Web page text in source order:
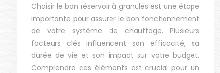
Choisir le bon réservoir à granulés est une étape
importante pour assurer le bon fonctionnement
de votre système de chauffage. Plusieurs
facteurs clés influencent son efficacité, sa
durée de vie et son impact sur votre budget.
Comprendre ces éléments est crucial pour un